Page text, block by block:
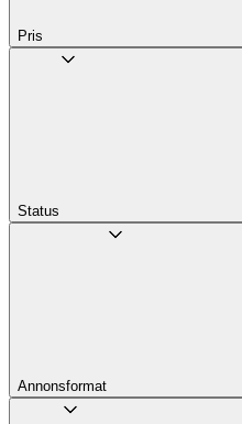
Pris
Status
Annons­format